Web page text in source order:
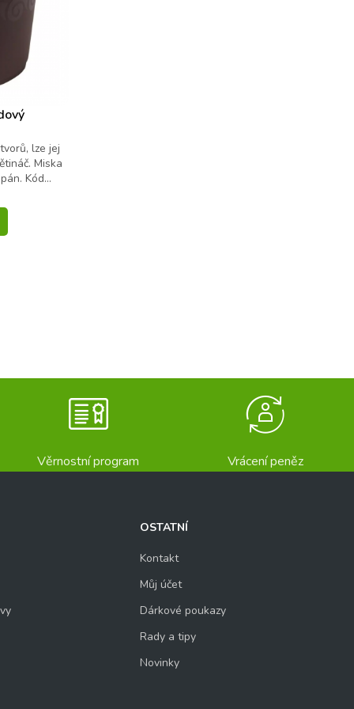
lze jej
Miska
Kód...
Věrnostní program Vrácení peněz
OSTATNÍ
Kontakt
Můj účet
Dárkové poukazy
Rady a tipy
Novinky